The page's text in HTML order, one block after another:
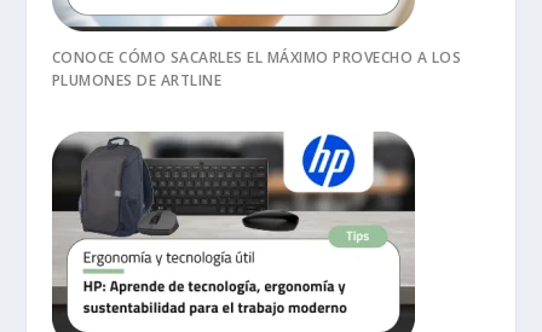
CONOCE CÓMO SACARLES EL MÁXIMO PROVECHO A LOS
PLUMONES DE ARTLINE